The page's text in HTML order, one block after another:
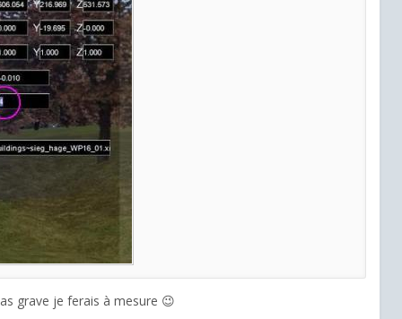
grave je ferais à mesure 😉